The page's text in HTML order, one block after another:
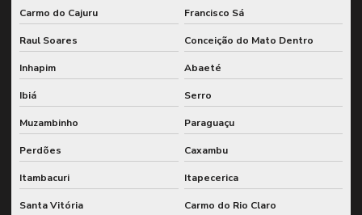
Carmo do Cajuru Francisco Sá
Raul Soares Conceição do Mato Dentro
Inhapim Abaeté
Ibiá Serro
Muzambinho Paraguaçu
Perdões Caxambu
Itambacuri Itapecerica
Santa Vitória Carmo do Rio Claro